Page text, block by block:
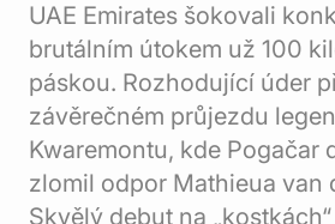
UAE Emirates šokovali
brutálním útokem už 100
páskou. Rozhodující úder
závěrečném průjezdu
Kwaremontu, kde Pogačar
zlomil odpor Mathieua van
Skvělý debut na